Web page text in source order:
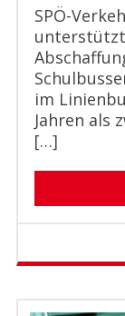
SPÖ-
unterstützt
im
Jahren als
[…]